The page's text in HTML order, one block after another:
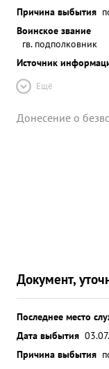
Причина выбытия
Воинское звание
гв. подполковник
Источник
Ещё
Донесение о
Документ,
Последнее место
Дата выбытия
Причина выбытия